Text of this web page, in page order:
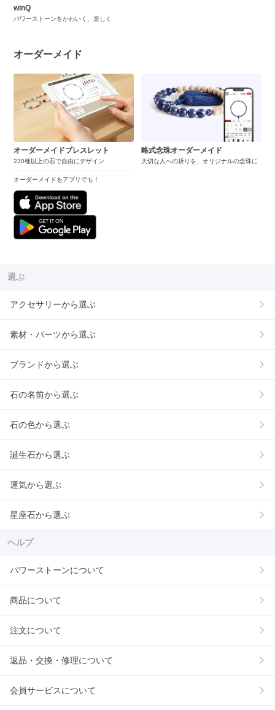
winQ
パワーストーンをかわいく、楽しく
オーダーメイド
オーダーメイドブレスレット
230種以上の石で自由にデザイン
オーダーメイドをアプリでも！
略式念珠オーダーメイド
大切な人への祈りを、オリジナルの念珠に
選ぶ
アクセサリーから選ぶ
素材・パーツから選ぶ
ブランドから選ぶ
石の名前から選ぶ
石の色から選ぶ
誕生石から選ぶ
運気から選ぶ
星座石から選ぶ
ヘルプ
パワーストーンについて
商品について
注文について
返品・交換・修理について
会員サービスについて